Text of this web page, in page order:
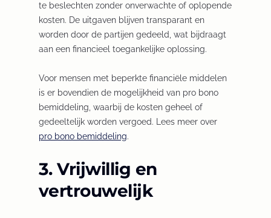
te beslechten zonder onverwachte of oplopende
kosten. De uitgaven blijven transparant en
worden door de partijen gedeeld, wat bijdraagt
aan een financieel toegankelijke oplossing.
Voor mensen met beperkte financiële middelen
is er bovendien de mogelijkheid van pro bono
bemiddeling, waarbij de kosten geheel of
gedeeltelijk worden vergoed. Lees meer over
pro bono bemiddeling(
p
e
n
.
3. Vrijwillig en
vertrouwelijk